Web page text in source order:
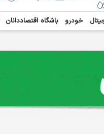
خودرو باشگاه اقتصاددانان